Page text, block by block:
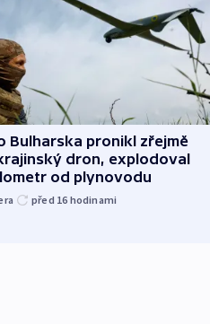
Bulharska pronikl zřejmě
dron, explodoval
od plynovodu
před 16 hodinami